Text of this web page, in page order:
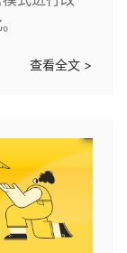
查看全文 >